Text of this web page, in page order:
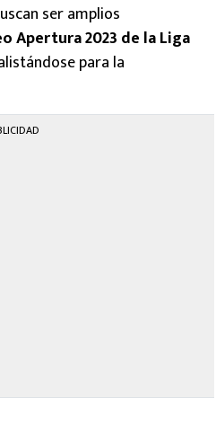
ser amplios
Apertura 2023 de la Liga
para la